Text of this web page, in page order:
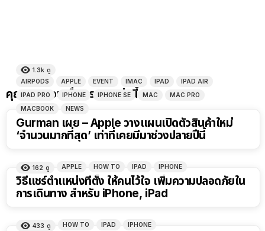
คุณอาจชอบเรื่องราวเหล่านี้
1.3k ดู
AIRPODS
APPLE EVENT IMAC IPAD
IPAD AIR
IPAD PRO
IPHONE IPHONE SE MAC
MAC PRO
MACBOOK
NEWS
Gurman เผย – Apple วางแผนเปิดตัวสินค้าใหม่
‘จำนวนมากที่สุด’ เท่าที่เคยมีมาช่วงปลายปีนี้
162 ดู APPLE HOW TO IPAD IPHONE
วิธีแชร์ตำแหน่งที่ตั้ง ให้คนไว้ใจ เพิ่มความปลอดภัยใน
การเดินทาง สำหรับ iPhone, iPad
433 ดู HOW TO IPAD IPHONE